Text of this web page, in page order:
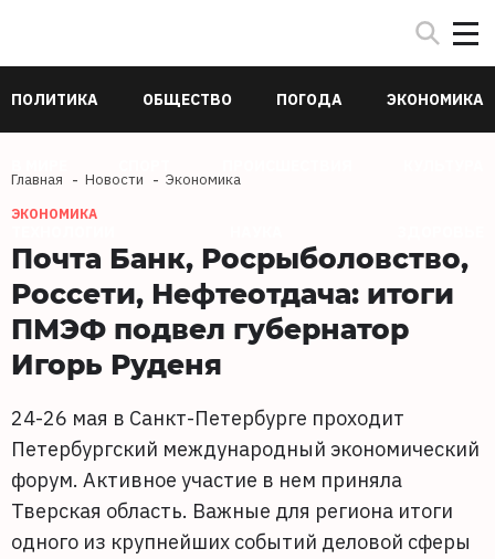
ПОЛИТИКА ОБЩЕСТВО ПОГОДА ЭКОНОМИКА
Главная Новости Экономика
ЭКОНОМИКА
Почта Банк, Росрыболовство,
Россети, Нефтеотдача: итоги
ПМЭФ подвел губернатор
Игорь Руденя
24-26 мая в Санкт-Петербурге проходит
Петербургский международный экономический
форум. Активное участие в нем приняла
Тверская область. Важные для региона итоги
одного из крупнейших событий деловой сферы